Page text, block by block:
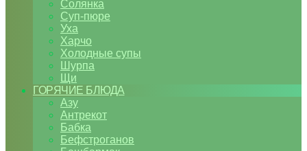
Солянка
Суп-пюре
Уха
Харчо
Холодные супы
Шурпа
Щи
ГОРЯЧИЕ БЛЮДА
Азу
Антрекот
Бабка
Бефстроганов